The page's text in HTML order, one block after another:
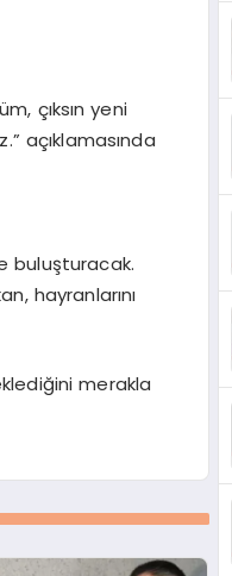
çıksın yeni
açıklamasında
buluşturacak.
hayranlarını
merakla